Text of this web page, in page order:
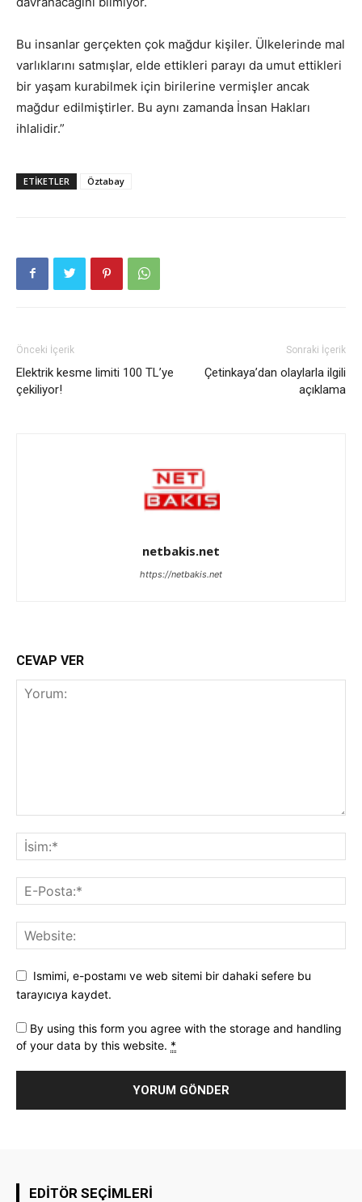
Bu insanlar gerçekten çok mağdur kişiler. Ülkelerinde mal
varlıklarını satmışlar, elde ettikleri parayı da umut ettikleri
bir yaşam kurabilmek için birilerine vermişler ancak
mağdur edilmiştirler. Bu aynı zamanda İnsan Hakları
ihlalidir.”
ETIKETLER Öztabay
Önceki İçerik
Elektrik kesme limiti 100 TL’ye
çekiliyor!
Sonraki İçerik
Çetinkaya’dan olaylarla ilgili
açıklama
netbakis.net
https://netbakis.net
CEVAP VER
Ismimi, e-postamı ve web sitemi bir dahaki sefere bu
tarayıcıya kaydet.
By using this form you agree with the storage and handling
of your data by this website. *
EDITÖR SEÇIMLERI